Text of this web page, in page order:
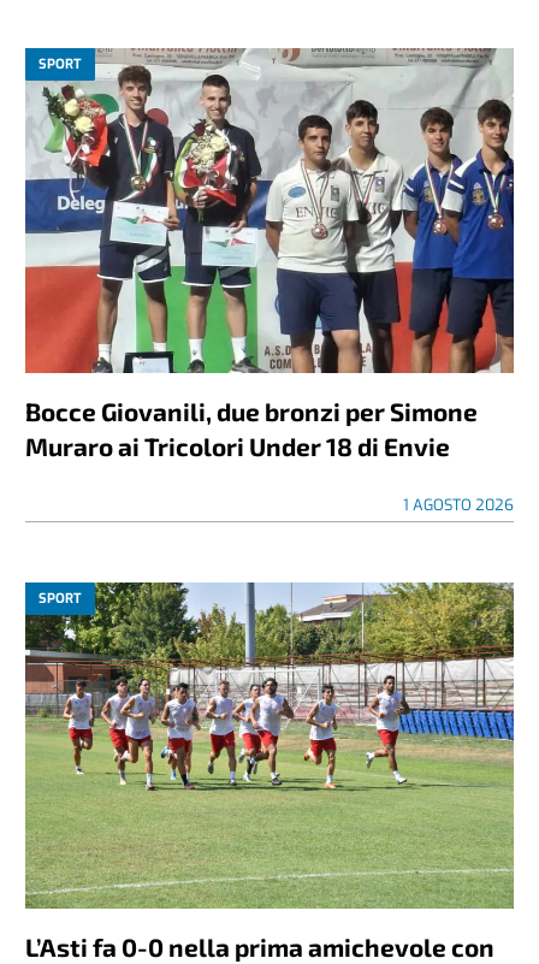
SPORT
Bocce Giovanili, due bronzi per Simone
Muraro ai Tricolori Under 18 di Envie
1 AGOSTO 2026
SPORT
L’Asti fa 0-0 nella prima amichevole con